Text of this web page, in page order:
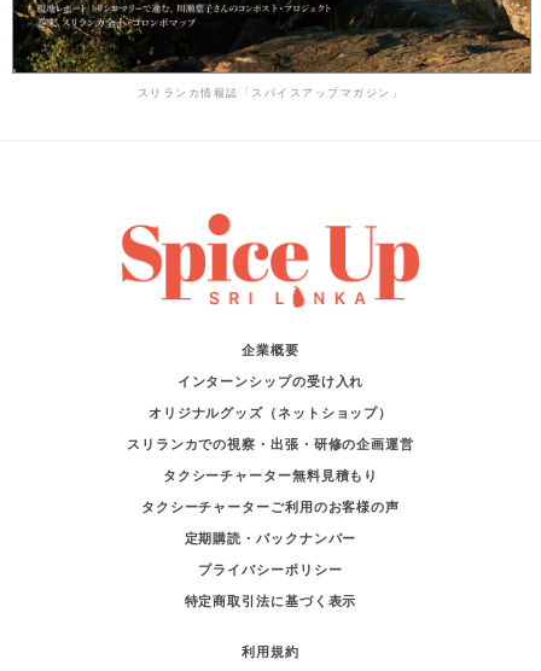
スリランカ情報誌「スパイスアップマガジン」
企業概要
インターンシップの受け入れ
オリジナルグッズ（ネットショップ）
スリランカでの視察・出張・研修の企画運営
タクシーチャーター無料見積もり
タクシーチャーターご利用のお客様の声
定期購読・バックナンバー
プライバシーポリシー
特定商取引法に基づく表示
利用規約